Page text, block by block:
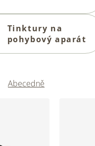
Tinktury na
pohybový aparát
Abecedně